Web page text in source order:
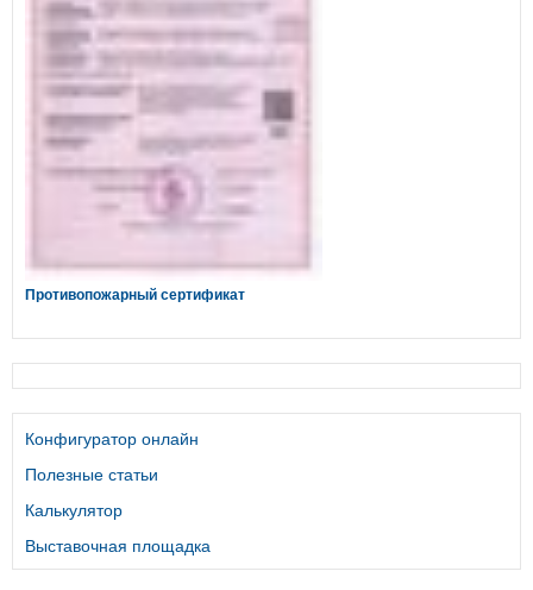
Противопожарный сертификат
Конфигуратор онлайн
Полезные статьи
Калькулятор
Выставочная площадка